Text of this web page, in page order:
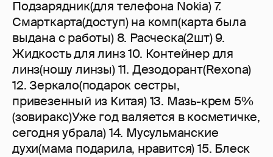
Подзарядник(для телефона Nokia) 7.
Смарткарта(доступ) на комп(карта была
выдана с работы) 8. Расческа(2шт) 9.
Жидкость для линз 10. Контейнер для
линз(ношу линзы) 11. Дезодорант(Rexona)
12. Зеркало(подарок сестры,
привезенный из Китая) 13. Мазь-крем 5%
(зовиракс)Уже год валяется в косметичке,
сегодня убрала) 14. Мусульманские
духи(мама подарила, нравится) 15. Блеск